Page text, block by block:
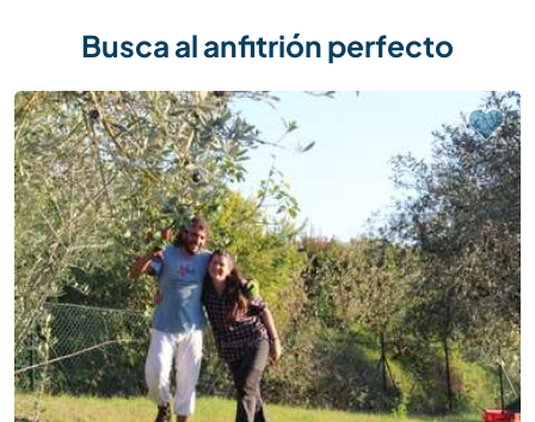
Busca al anfitrión perfecto